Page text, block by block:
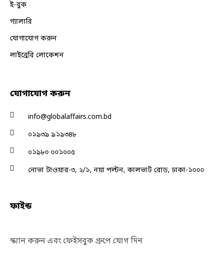
ই-বুক
গ্যালারি
যোগাযোগ করুন
লাইব্রেরি লোকেশন
যোগাযোগ করুন
info@globalaffairs.com.bd
০১৯৩৯ ৯১৯৩৪৮
০১৯৮০ ০০১০০৫
নোভা টাওয়ার-৩, ২/১, নয়া পল্টন, কালভার্ট রোড, ঢাকা-১০০০
ফাইন্ড
স্ক্যান করুন এবং ফেইসবুক গ্রুপে যোগ দিন